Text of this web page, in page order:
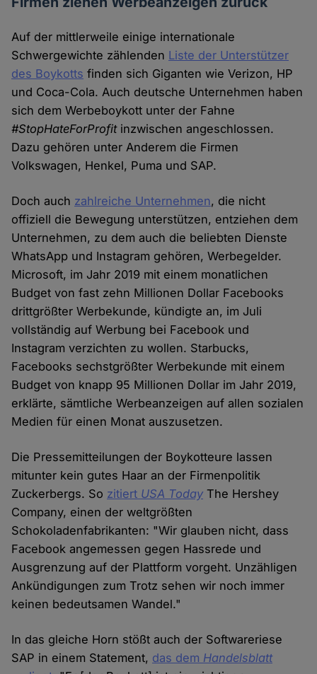
Auf der mittlerweile einige internationale
Schwergewichte zählenden Liste der Unterstützer
des Boykotts finden sich Giganten wie Verizon, HP
und Coca-Cola. Auch deutsche Unternehmen haben
sich dem Werbeboykott unter der Fahne
#StopHateForProfitinzwischen angeschlossen.
Dazu gehören unter Anderem die Firmen
Volkswagen, Henkel, Puma und SAP.
Doch auch zahlreiche Unternehmen, die nicht
offiziell die Bewegung unterstützen, entziehen dem
Unternehmen, zu dem auch die beliebten Dienste
WhatsApp und Instagram gehören, Werbegelder.
Microsoft, im Jahr 2019 mit einem monatlichen
Budget von fast zehn Millionen Dollar Facebooks
drittgrößter Werbekunde, kündigte an, im Juli
vollständig auf Werbung bei Facebook und
Instagram verzichten zu wollen. Starbucks,
Facebooks sechstgrößter Werbekunde mit einem
Budget von knapp 95 Millionen Dollar im Jahr 2019,
erklärte, sämtliche Werbeanzeigen auf allen sozialen
Medien für einen Monat auszusetzen.
Die Pressemitteilungen der Boykotteure lassen
mitunter kein gutes Haar an der Firmenpolitik
Zuckerbergs. So zitiert USA Today The Hershey
Company, einen der weltgrößten
Schokoladenfabrikanten: "Wir glauben nicht, dass
Facebook angemessen gegen Hassrede und
Ausgrenzung auf der Plattform vorgeht. Unzähligen
Ankündigungen zum Trotz sehen wir noch immer
keinen bedeutsamen Wandel."
In das gleiche Horn stößt auch der Softwareriese
SAP in einem Statement, das dem Handelsblatt